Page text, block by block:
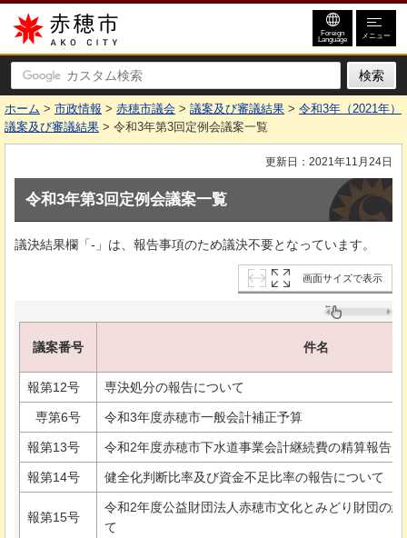
赤穂市
Foreign
Language メニュー
ホーム > 市政情報 > 赤穂市議会 > 議案及び審議結果 > 令和3年（2021年）
議案及び審議結果 > 令和3年第3回定例会議案一覧
更新日：2021年11月24日
令和3年第3回定例会議案一覧
議決結果欄「-」は、報告事項のため議決不要となっています。
画面サイズで表示
議案番号 件名
報第12号 専決処分の報告について
専第6号 令和3年度赤穂市一般会計補正予算
報第13号 令和2年度赤穂市下水道事業会計継続費の精算報告
報第14号 健全化判断比率及び資金不足比率の報告について
報第15号
令和2年度公益財団法人赤穂市文化とみどり財団の
て